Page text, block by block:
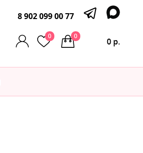
8 902 099 00 77
0
0 р.
0